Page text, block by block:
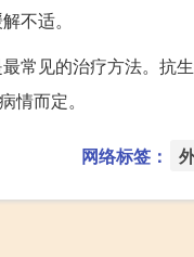
不适。
常见的治疗方法。抗
情而定。
网络标签：